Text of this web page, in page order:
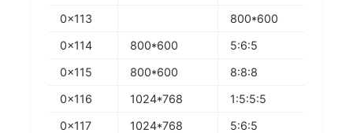
0x113
800*600
0x114
800*600
5:6:5
0x115
800*600
8:8:8
0x116
1024*768
1:5:5:5
0x117
1024*768
5:6:5